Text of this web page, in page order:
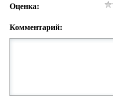
Оценка:
Комментарий: